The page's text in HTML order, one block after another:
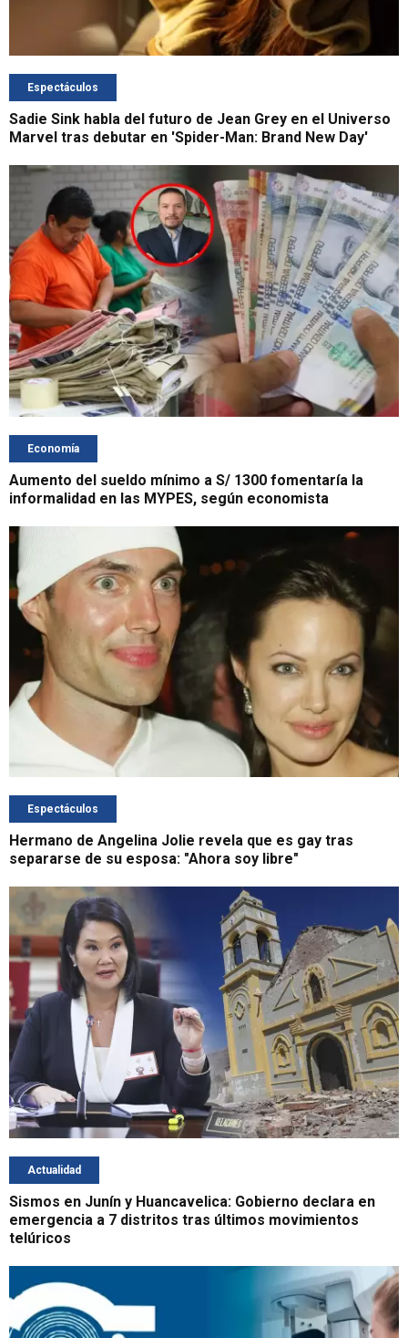
Espectáculos
Sadie Sink habla del futuro de Jean Grey en el Universo
Marvel tras debutar en 'Spider-Man: Brand New Day'
Economía
Aumento del sueldo mínimo a S/ 1300 fomentaría la
informalidad en las MYPES, según economista
Espectáculos
Hermano de Angelina Jolie revela que es gay tras
separarse de su esposa: "Ahora soy libre"
Actualidad
Sismos en Junín y Huancavelica: Gobierno declara en
emergencia a 7 distritos tras últimos movimientos
telúricos